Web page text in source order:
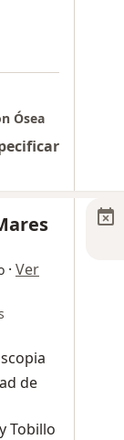
Ósea
· Ver
de
Tobillo